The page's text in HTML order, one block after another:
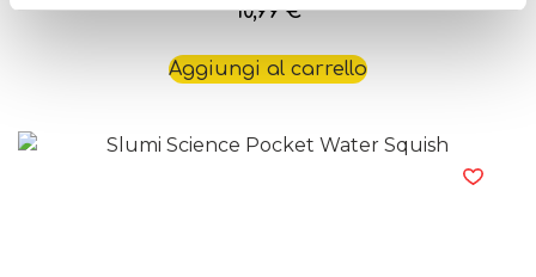
10,99€
Aggiungi al carrello